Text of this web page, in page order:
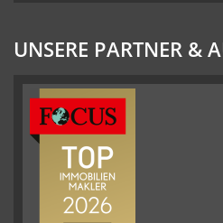
UNSERE PARTNER &